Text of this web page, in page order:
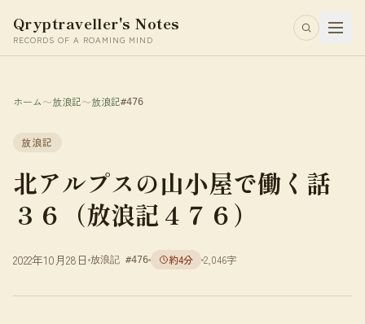
Qryptraveller's Notes
RECORDS OF A ROAMING MIND
ホーム〜放浪記〜放浪記#476
放浪記
北アルプスの山小屋で働く話
３６（放浪記４７６）
2022年10月28日 放浪記 #476 約4分 2,046字